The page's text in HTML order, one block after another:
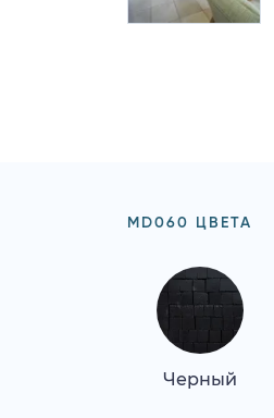
MD060 ЦВЕТА
Черный